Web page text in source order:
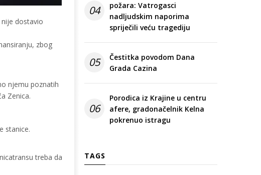
dostavio
zbog
njemu poznatih
Zenica.
stanice.
treba da
04
požara: Vatrogasci
nadljudskim naporima
spriječili veću tragediju
05
Čestitka povodom Dana
Grada Cazina
06
Porodica iz Krajine u centru
afere, gradonačelnik Kelna
pokrenuo istragu
TAGS